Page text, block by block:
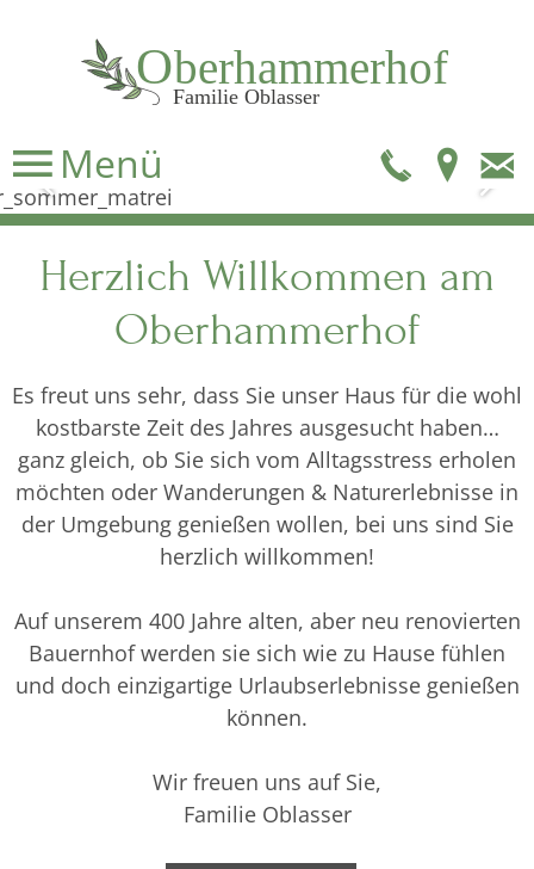
Menü
Herzlich Willkommen am
Oberhammerhof
Es freut uns sehr, dass Sie unser Haus für die wohl
kostbarste Zeit des Jahres ausgesucht haben…
ganz gleich, ob Sie sich vom Alltagsstress erholen
möchten oder Wanderungen & Naturerlebnisse in
der Umgebung genießen wollen, bei uns sind Sie
herzlich willkommen!
Auf unserem 400 Jahre alten, aber neu renovierten
Bauernhof werden sie sich wie zu Hause fühlen
und doch einzigartige Urlaubserlebnisse genießen
können.
Wir freuen uns auf Sie,
Familie Oblasser